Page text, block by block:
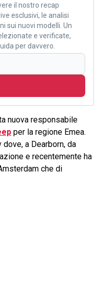
il nostro recap
esclusivi, le analisi
sui nuovi modelli. Un
e verificate,
per davvero.
nuova responsabile
per la regione Emea.
a Dearborn, da
e recentemente ha
che di